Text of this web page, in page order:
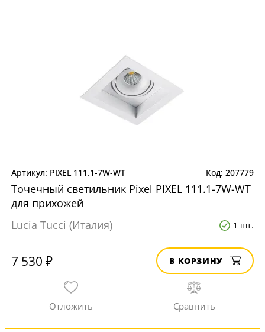
PIXEL 111.1-7W-WT 207779
Точечный светильник Pixel PIXEL 111.1-7W-WT
для прихожей
Lucia Tucci (Италия)
1 шт.
7 530 ₽ В КОРЗИНУ